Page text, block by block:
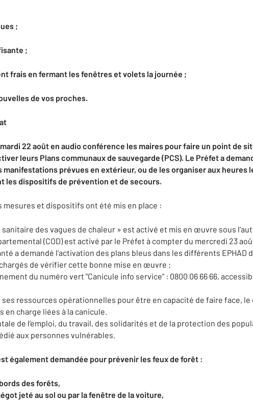
;
;
frais en fermant les fenêtres et volets la journée ;
de vos proches.
22 aoûten audio conférence les maires pour faire un point de
leurs Plans communaux de sauvegarde (PCS). Le Préfet a
manifestations prévues en extérieur, ou de lesorganiseraux heures
les dispositifs de prévention et de secours.
mesures et dispositifs ont été mis en place :
sanitaire des vagues de chaleur » est activé et mis en œuvre sous
(COD) est activé par le Préfet à compter du mercredi 23
a demandé l’activation des plans bleus dans les différents EPHAD
de vérifier cette bonne mise en œuvre ;
du numéro vert "Canicule info service" : 0800 06 66 66,
ressources opérationnelles pour être en capacité de faire face, le
en charge liées à la canicule.
de l’emploi, du travail, des solidarités et de la protection des
aux personnes vulnérables.
également demandée pour prévenir les feux de forêt :
des forêts,
jeté au sol ou par la fenêtre de la voiture,